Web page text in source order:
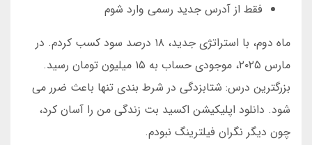
فقط از آدرس جدید رسمی وارد شوم
ماه دوم، با استراتژی جدید، ۱۸ درصد سود کسب کردم. در
مارس ۲۰۲۵، موجودی حساب به ۱۵ میلیون تومان رسید.
بزرگترین درس: شتابزدگی در شرط بندی تنها باعث ضرر می
شود. دانلود اپلیکیشن اکسید بت زندگی من را آسان کرد،
چون دیگر نگران فیلترینگ نبودم.